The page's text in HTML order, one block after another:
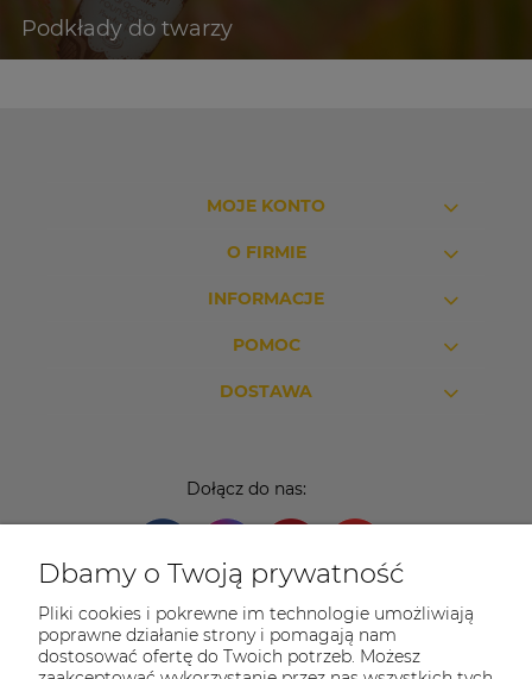
MOJE KONTO
O FIRMIE
INFORMACJE
POMOC
DOSTAWA
Dołącz do nas:
Metody płatności:
Dbamy o Twoją prywatność
Pliki cookies i pokrewne im technologie umożliwiają
poprawne działanie strony i pomagają nam
dostosować ofertę do Twoich potrzeb. Możesz